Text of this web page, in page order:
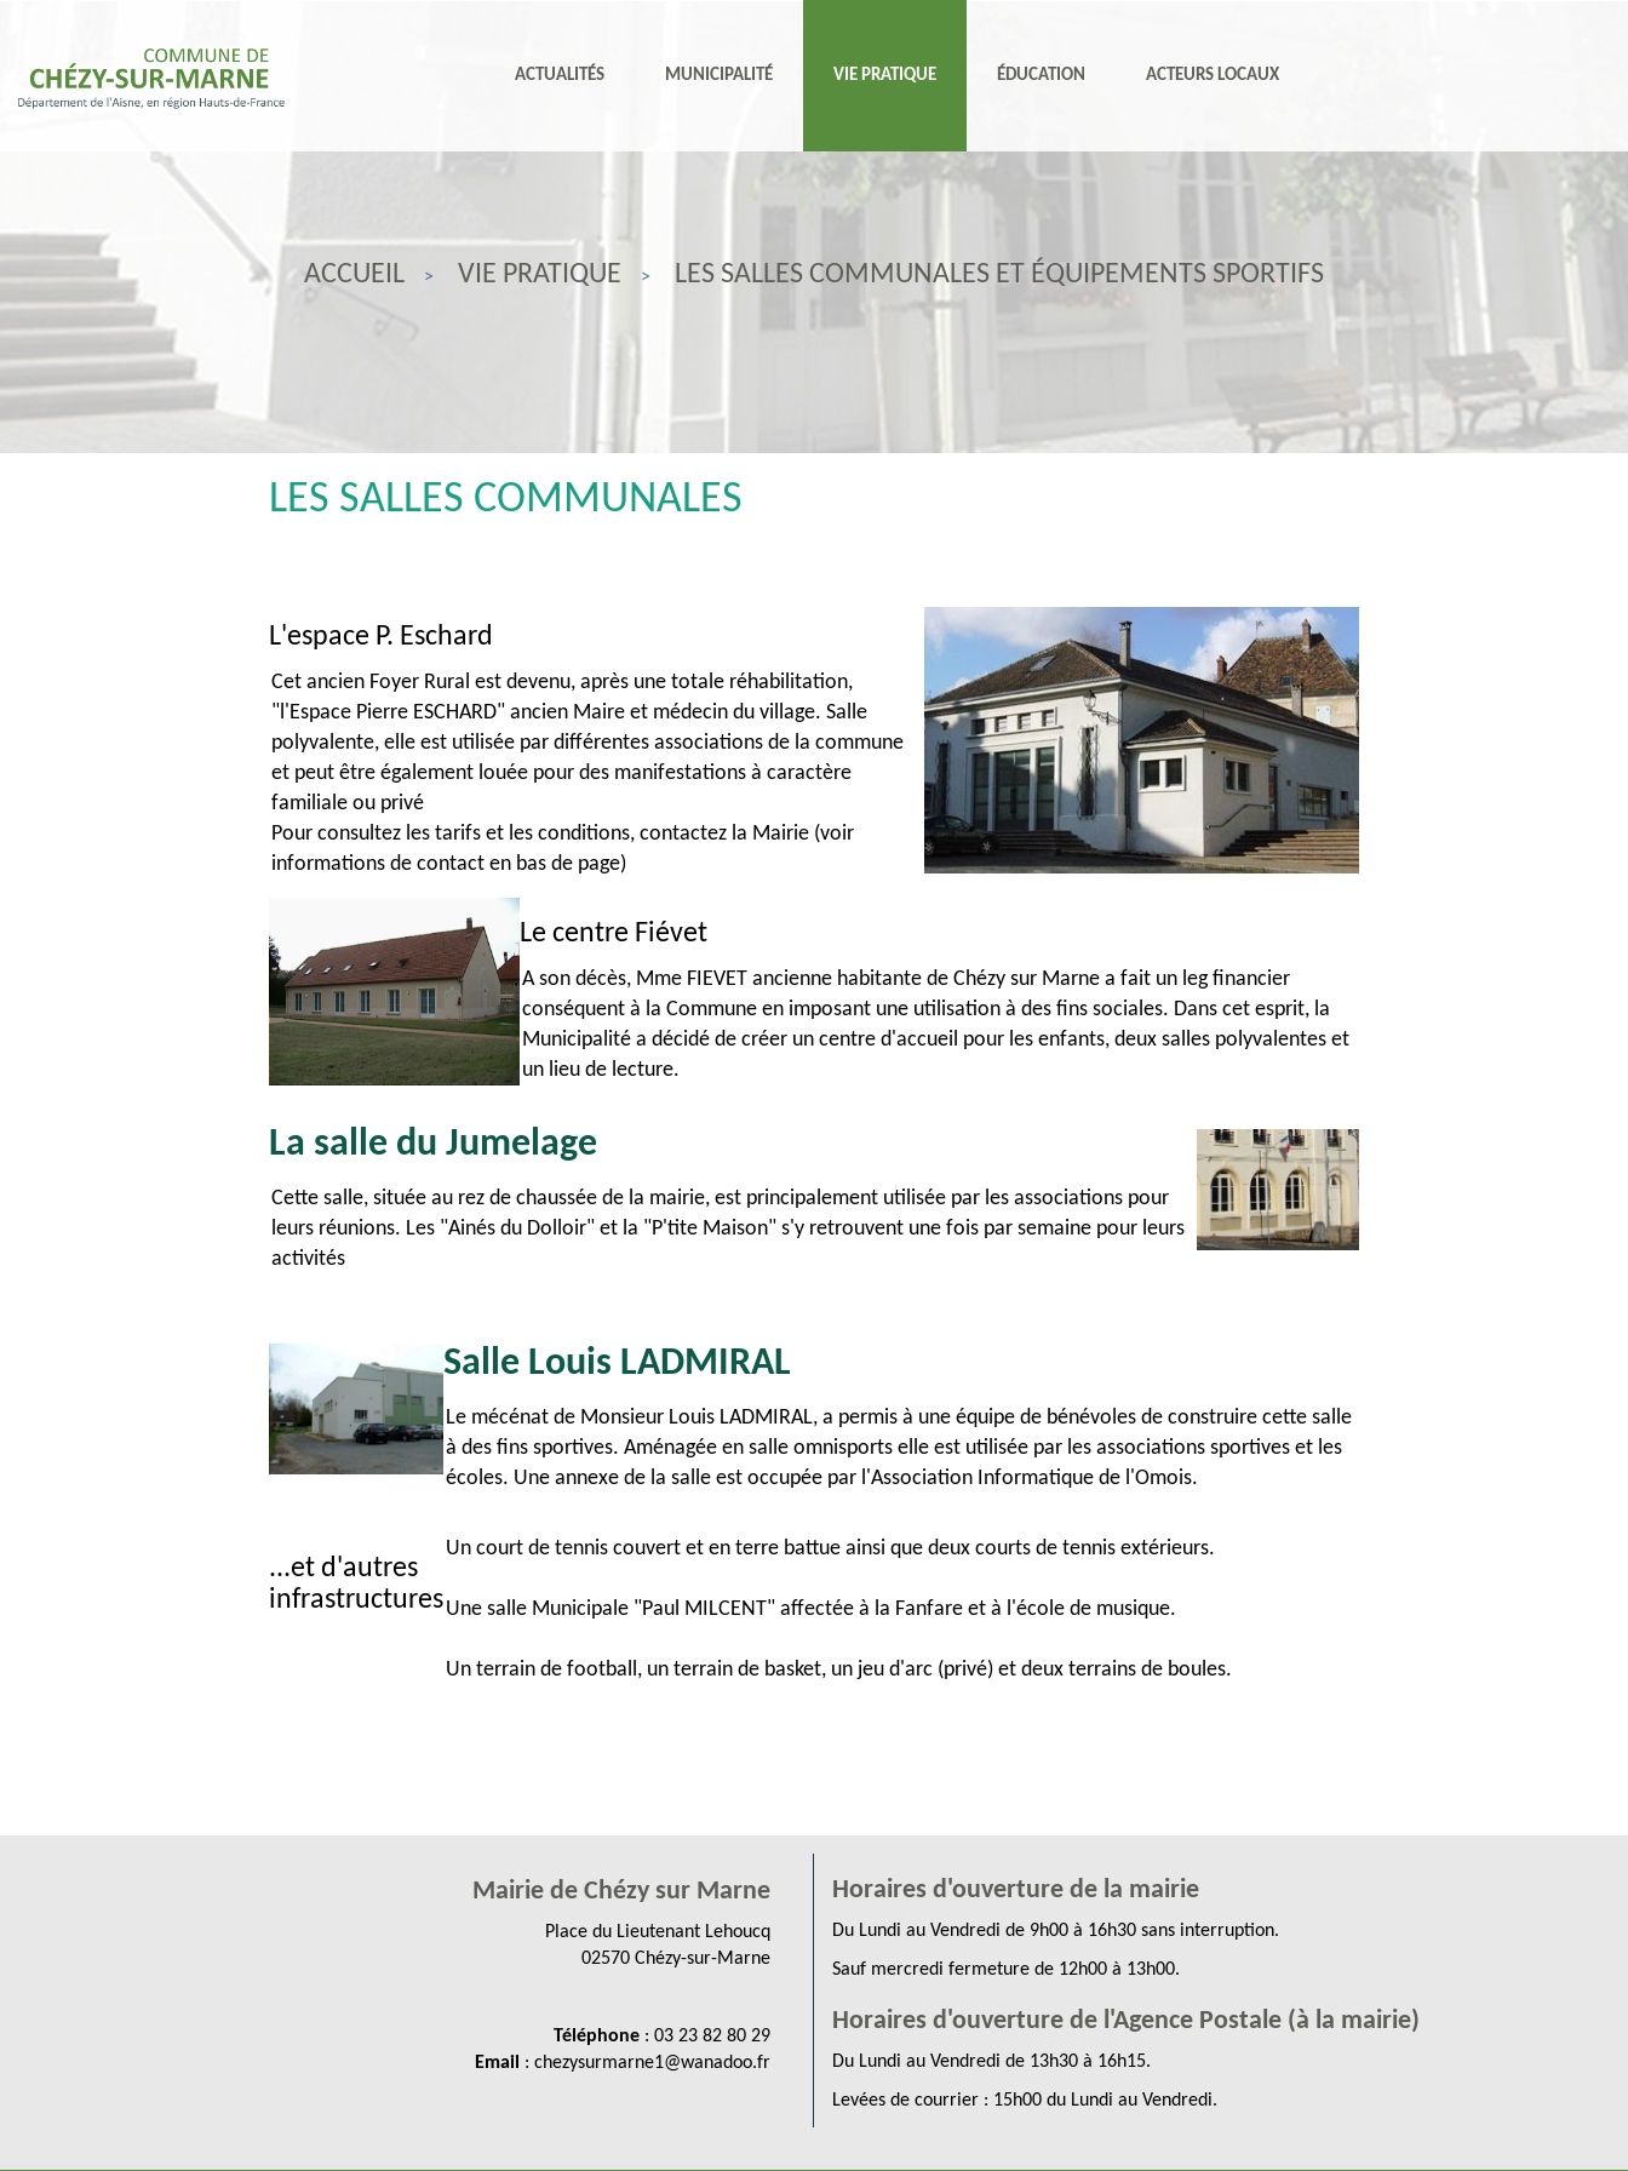
ACTUALITÉS MUNICIPALITÉ VIE PRATIQUE ÉDUCATION ACTEURS LOCAUX
ACCUEIL VIE PRATIQUE LES SALLES COMMUNALES ET ÉQUIPEMENTS SPORTIFS
LES SALLES COMMUNALES
L'espace P. Eschard
Cet ancien Foyer Rural est devenu, après une totale réhabilitation,
"l'Espace Pierre ESCHARD" ancien Maire et médecin du village. Salle
polyvalente, elle est utilisée par différentes associations de la commune
et peut être également louée pour des manifestations à caractère
familiale ou privé
Pour consultez les tarifs et les conditions, contactez la Mairie (voir
informations de contact en bas de page)
Le centre Fiévet
A son décès, Mme FIEVET ancienne habitante de Chézy sur Marne a fait un leg financier
conséquent à la Commune en imposant une utilisation à des fins sociales. Dans cet esprit, la
Municipalité a décidé de créer un centre d'accueil pour les enfants, deux salles polyvalentes et
un lieu de lecture.
La salle du Jumelage
Cette salle, située au rez de chaussée de la mairie, est principalement utilisée par les associations pour
leurs réunions. Les "Ainés du Dolloir" et la "P'tite Maison" s'y retrouvent une fois par semaine pour leurs
activités
Salle Louis LADMIRAL
Le mécénat de Monsieur Louis LADMIRAL, a permis à une équipe de bénévoles de construire cette salle
à des fins sportives. Aménagée en salle omnisports elle est utilisée par les associations sportives et les
écoles. Une annexe de la salle est occupée par l'Association Informatique de l'Omois.
...et d'autres
infrastructures
Un court de tennis couvert et en terre battue ainsi que deux courts de tennis extérieurs.
Une salle Municipale "Paul MILCENT" affectée à la Fanfare et à l'école de musique.
Un terrain de football, un terrain de basket, un jeu d'arc (privé) et deux terrains de boules.
Mairie de Chézy sur Marne
Place du Lieutenant Lehoucq
02570 Chézy-sur-Marne
Téléphone : 03 23 82 80 29
Email : chezysurmarne1@wanadoo.fr
Horaires d'ouverture de la mairie
Du Lundi au Vendredi de 9h00 à 16h30 sans interruption.
Sauf mercredi fermeture de 12h00 à 13h00.
Horaires d'ouverture de l'Agence Postale (à la mairie)
Du Lundi au Vendredi de 13h30 à 16h15.
Levées de courrier : 15h00 du Lundi au Vendredi.